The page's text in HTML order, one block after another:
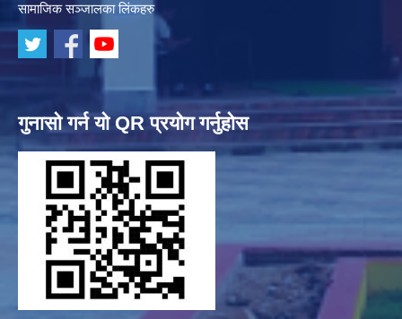
सामाजिक सञ्जालका लिंकहरु
गुनासो गर्न यो QR प्रयोग गर्नुहोस